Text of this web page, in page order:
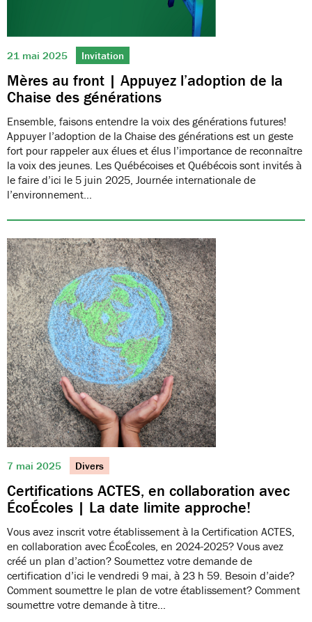
21 mai 2025 Invitation
Mères au front | Appuyez l’adoption de la
Chaise des générations
Ensemble, faisons entendre la voix des générations futures!
Appuyer l’adoption de la Chaise des générations est un geste
fort pour rappeler aux élues et élus l’importance de reconnaître
la voix des jeunes. Les Québécoises et Québécois sont invités à
le faire d’ici le 5 juin 2025, Journée internationale de
l’environnement…
7 mai 2025 Divers
Certifications ACTES, en collaboration avec
ÉcoÉcoles | La date limite approche!
Vous avez inscrit votre établissement à la Certification ACTES,
en collaboration avec ÉcoÉcoles, en 2024-2025? Vous avez
créé un plan d’action? Soumettez votre demande de
certification d’ici le vendredi 9 mai, à 23 h 59. Besoin d’aide?
Comment soumettre le plan de votre établissement? Comment
soumettre votre demande à titre…